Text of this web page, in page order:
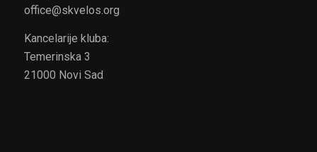
office@skvelos.org
Kancelarije kluba:
Temerinska 3
21000 Novi Sad